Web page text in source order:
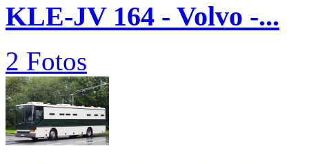
KLE-JV 164 - Volvo -...
2 Fotos